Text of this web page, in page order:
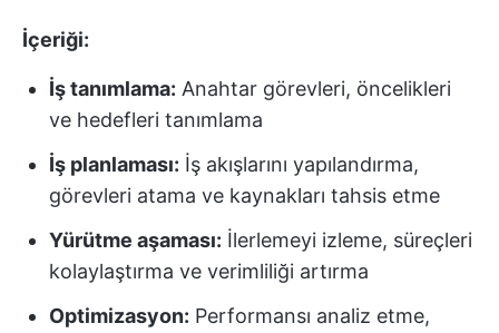
İçeriği:
İş tanımlama: Anahtar görevleri, öncelikleri
ve hedefleri tanımlama
İş planlaması: İş akışlarını yapılandırma,
görevleri atama ve kaynakları tahsis etme
Yürütme aşaması: İlerlemeyi izleme, süreçleri
kolaylaştırma ve verimliliği artırma
Optimizasyon: Performansı analiz etme,